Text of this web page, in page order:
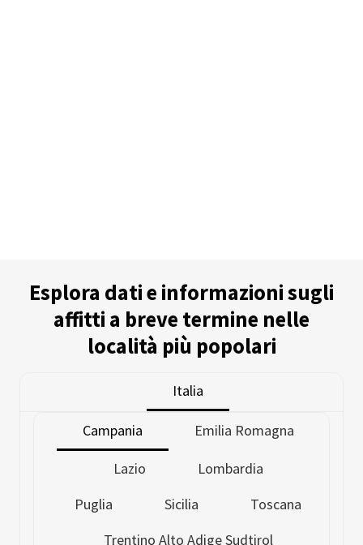
Esplora dati e informazioni sugli
affitti a breve termine nelle
località più popolari
Italia
Campania Emilia Romagna
Lazio
Lombardia
Puglia
Sicilia
Toscana
Trentino Alto Adige Sudtirol